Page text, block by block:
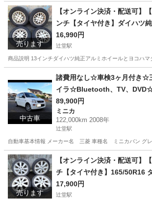
神奈川 藤沢市 辻堂駅 ムーヴ 走行距離
売ります
【オンライン決済・配送可】
ンチ【タイヤ付き】ダイハツ
セット☆165/70R13☆アトレー
ン、ハイゼットカーゴ
16,990円
辻堂駅
商品説明 13インチダイハツ純正アルミホイー
辻堂駅 タイヤ、ホイール
中古車
諸費用なし☆車検3ヶ月付き☆
イラ☆Bluetooth、TV、
タイベル交換済み
89,900円
ミニカ
122,000km 2008年
辻堂駅
自動車基本情報 メーカー名 三菱 車種名 ミニカバン
神奈川 藤沢市 辻堂駅 ミニカ
売ります
【オンライン決済・配送可】
チ【タイヤ付き】165/50R16
ル、ムーヴカスタムRS、タン
ラ、アトレー
17,900円
辻堂駅